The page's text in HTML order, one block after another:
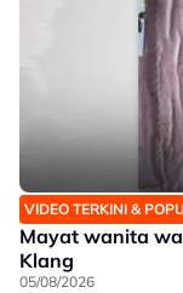
VIDEO TERKINI &
Mayat wanita
Klang
05/08/2026